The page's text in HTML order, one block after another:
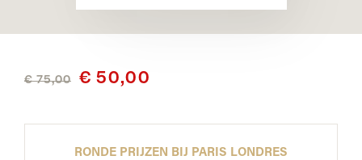
€ 75,00 € 50,00
RONDE PRIJZEN BIJ PARIS LONDRES